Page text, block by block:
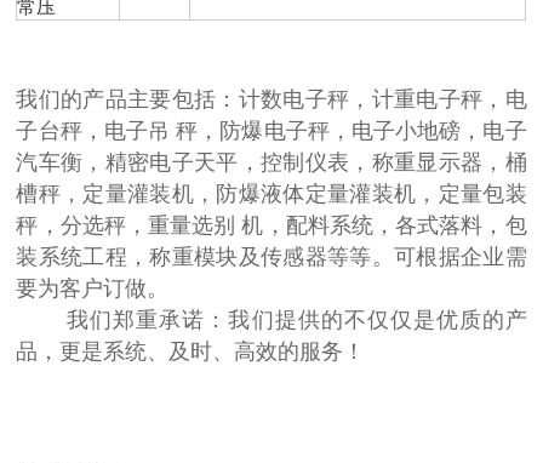
常压
我们的产品主要包括：计数电子秤，计重电子秤，电
子台秤，电子吊 秤，防爆电子秤，电子小地磅，电子
汽车衡，精密电子天平，控制仪表，称重显示器，桶
槽秤，定量灌装机，防爆液体定量灌装机，定量包装
秤，分选秤，重量选别 机，配料系统，各式落料，包
装系统工程，称重模块及传感器等等。可根据企业需
要为客户订做。
我们郑重承诺：我们提供的不仅仅是优质的产
品，更是系统、及时、高效的服务！